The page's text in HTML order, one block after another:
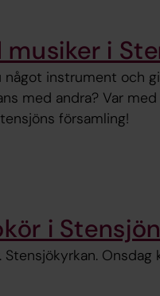
musiker i
något instrument och
med andra? Var
församling!
i Stensjön
Stensjökyrkan. Onsdag